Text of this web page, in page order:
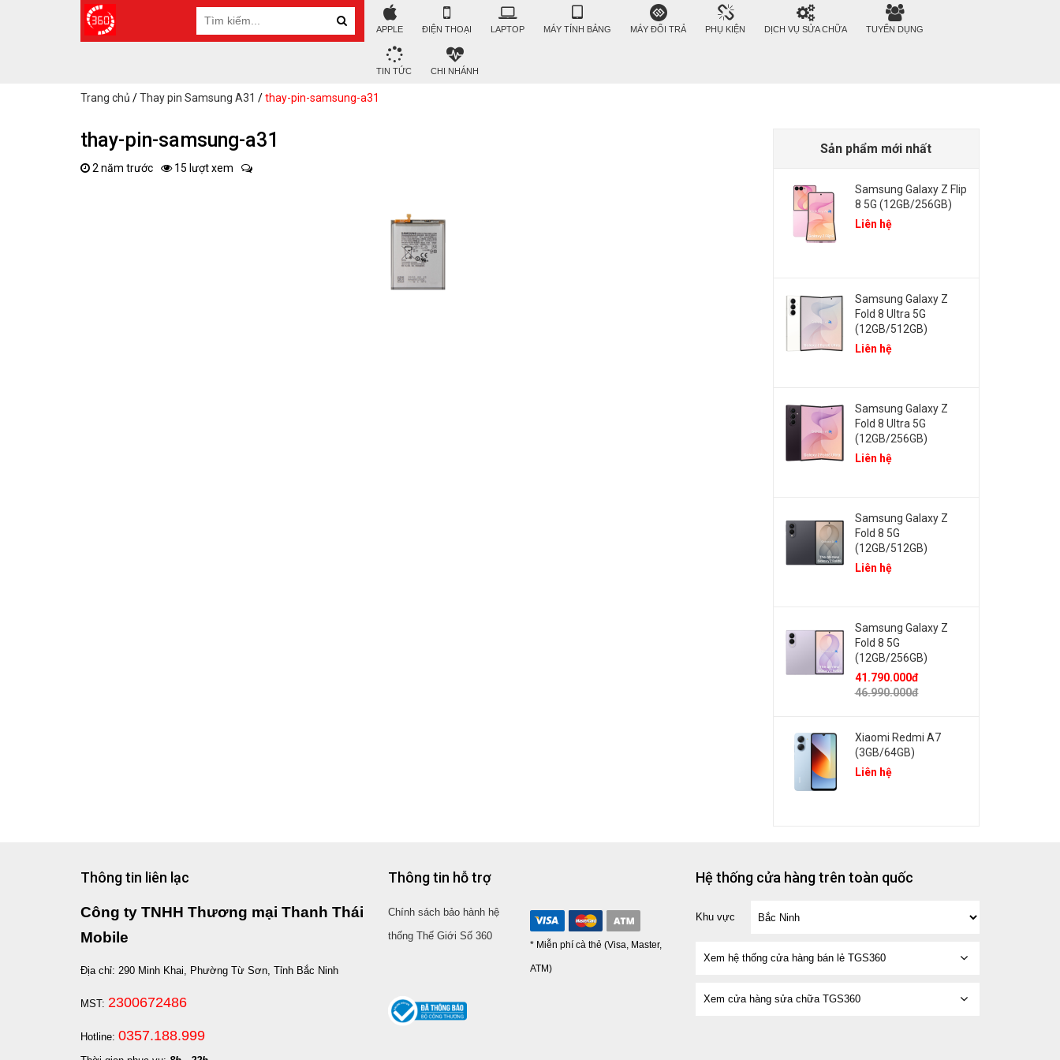
APPLE ĐIỆN THOẠI LAPTOP MÁY TÍNH BẢNG MÁY ĐỔI TRẢ PHỤ KIỆN DỊCH VỤ SỬA CHỮA TUYỂN DỤNG
TIN TỨC CHI NHÁNH
Trang chủ /Thay pin Samsung A31 /thay-pin-samsung-a31
thay-pin-samsung-a31
2 năm trước 15 lượt xem
Sản phẩm mới nhất
Samsung Galaxy Z Flip
8 5G (12GB/256GB)
Liên hệ
Samsung Galaxy Z
Fold 8 Ultra 5G
(12GB/512GB)
Liên hệ
Samsung Galaxy Z
Fold 8 Ultra 5G
(12GB/256GB)
Liên hệ
Samsung Galaxy Z
Fold 8 5G
(12GB/512GB)
Liên hệ
Samsung Galaxy Z
Fold 8 5G
(12GB/256GB)
41.790.000đ
46.990.000đ
Xiaomi Redmi A7
(3GB/64GB)
Liên hệ
Thông tin liên lạc
Công ty TNHH Thương mại Thanh Thái
Mobile
Địa chỉ: 290 Minh Khai, Phường Từ Sơn, Tỉnh Bắc Ninh
MST: 2300672486
Hotline: 0357.188.999
Thông tin hỗ trợ
Chính sách bảo hành hệ
thống Thế Giới Số 360
* Miễn phí cà thẻ (Visa, Master,
ATM)
Hệ thống cửa hàng trên toàn quốc
Khu vực
Xem hệ thống cửa hàng bán lẻ TGS360
Xem cửa hàng sửa chữa TGS360